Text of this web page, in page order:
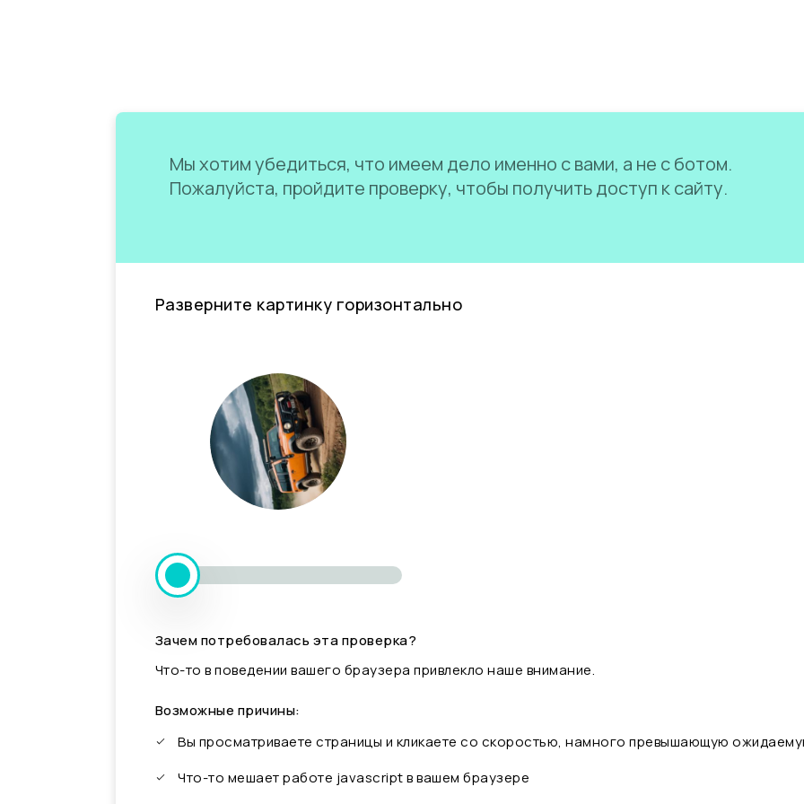
Мы хотим убедиться, что имеем дело именно с вами, а не с ботом.
Пожалуйста, пройдите проверку, чтобы получить доступ к сайту.
Разверните картинку горизонтально
Зачем потребовалась эта проверка?
Что-то в поведении вашего браузера привлекло наше внимание.
Возможные причины:
Вы просматриваете страницы и кликаете со скоростью, намного превышающую
Что-то мешает работе javascript в вашем браузере